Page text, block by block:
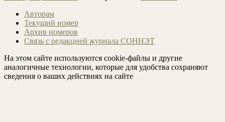
Авторам
Текущий номер
Архив номеров
Связь с редакцией журнала СОННЭТ
На этом сайте используются cookie-файлы и другие
аналогичные технологии, которые для удобства сохраняют
сведения о ваших действиях на сайте